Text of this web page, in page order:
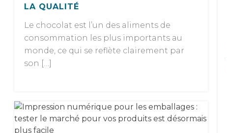
LA QUALITÉ
Le chocolat est l’un des aliments de
consommation les plus importants au
monde, ce qui se reflète clairement par
son […]